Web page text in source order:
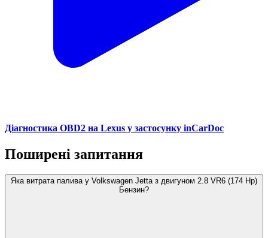
Діагностика OBD2 на Lexus у застосунку inCarDoc
Поширені запитання
Яка витрата палива у Volkswagen Jetta з двигуном 2.8 VR6 (174 Hp)
Бензин?